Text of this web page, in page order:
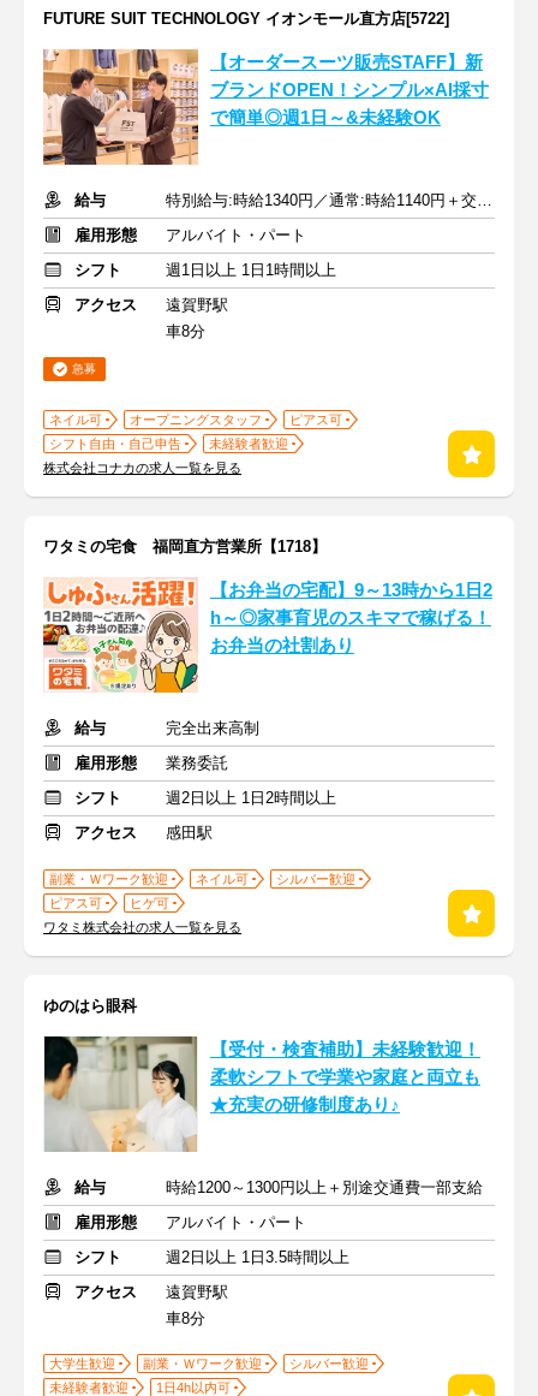
FUTURE SUIT TECHNOLOGY イオンモール直方店[5722]
【オーダースーツ販売STAFF】新
ブランドOPEN！シンプル×AI採寸
で簡単◎週1日～&未経験OK
給与
特別給与:時給1340円／通常:時給1140円＋交通費支給
雇用形態
アルバイト・パート
シフト
週1日以上 1日1時間以上
アクセス
遠賀野駅
車8分
急募
ネイル可 オープニングスタッフ
ピアス可
シフト自由・自己申告
未経験者歓迎
株式会社コナカの求人一覧を見る
ワタミの宅食 福岡直方営業所【1718】
【お弁当の宅配】9～13時から1日2
h～◎家事育児のスキマで稼げる！
お弁当の社割あり
給与
完全出来高制
雇用形態
業務委託
シフト
週2日以上 1日2時間以上
アクセス
感田駅
副業・Ｗワーク歓迎 ネイル可
シルバー歓迎
ピアス可
ヒゲ可
ワタミ株式会社の求人一覧を見る
ゆのはら眼科
【受付・検査補助】未経験歓迎！
柔軟シフトで学業や家庭と両立も
★充実の研修制度あり♪
給与
時給1200～1300円以上＋別途交通費一部支給
雇用形態
アルバイト・パート
シフト
週2日以上 1日3.5時間以上
アクセス
遠賀野駅
車8分
大学生歓迎 副業・Ｗワーク歓迎
シルバー歓迎
未経験者歓迎
1日4h以内可